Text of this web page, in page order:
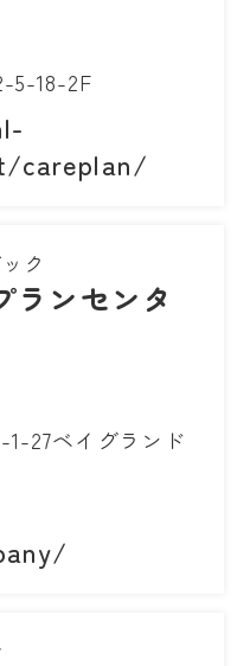
5-18-2F
careplan/
ク
ランセンタ
27ベイグランド